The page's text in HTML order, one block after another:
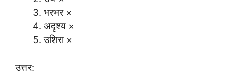
भरभर ×
अदृश्य ×
उशिरा ×
उत्तर: